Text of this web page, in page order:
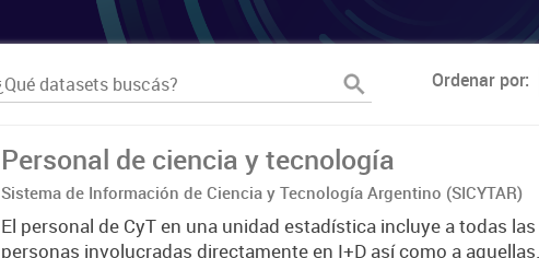
Ordenar por
Personal de ciencia y tecnología
Sistema de Información de Ciencia y Tecnología Argentino (SICYTAR)
El personal de CyT en una unidad estadística incluye a todas las
personas involucradas directamente en I+D así como a aquellas